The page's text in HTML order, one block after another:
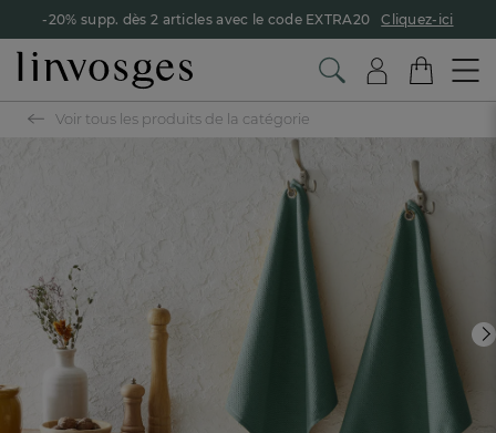
-20% supp. dès 2 articles avec le code EXTRA20 Cliquez-ici
Voir tous les produits de la catégorie